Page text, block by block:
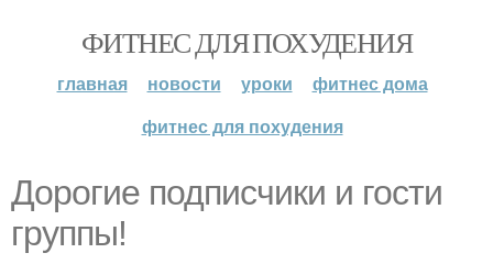
ФИТНЕС ДЛЯ ПОХУДЕНИЯ
главная новости уроки
фитнес дома
фитнес для похудения
Дорогие подписчики и гости
группы!